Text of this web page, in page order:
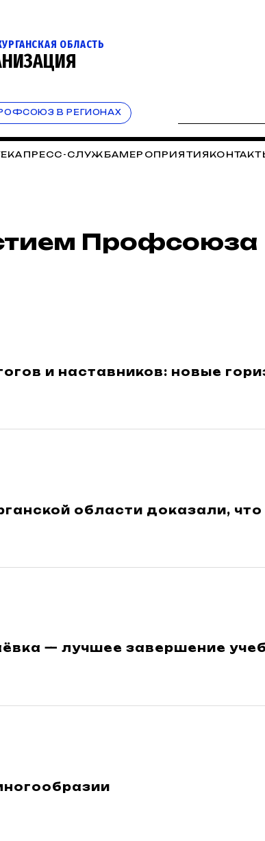
ОБЛАСТЬ
В РЕГИОНАХ
ПРЕСС-СЛУЖБАМЕРОПРИЯТИЯ
Профсоюза
и наставников: новые
области доказали,
— лучшее завершение